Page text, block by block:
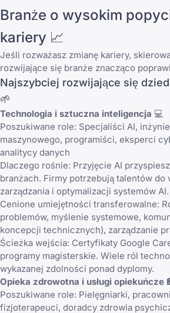
Branże o wysokim
kariery 📈
Jeśli rozważasz zmianę kariery,
rozwijające się branże znacząco
Najszybciej rozwijające się
🌱
Technologia i sztuczna inteligencja 💻
Poszukiwane role: Specjaliści AI,
maszynowego, programiści, eksperci
analitycy danych
Dlaczego rośnie: Przyjęcie AI
branżach. Firmy potrzebują talentów do
zarządzania i optymalizacji systemów AI.
Cenione umiejętności transferowalne:
problemów, myślenie systemowe,
koncepcji technicznych), zarządzanie
Ścieżka wejścia: Certyfikaty Google
programy magisterskie. Wiele ról
wykazanej zdolności ponad dyplomy.
Opieka zdrowotna i usługi opiekuńcze
Poszukiwane role: Pielęgniarki,
fizjoterapeuci, doradcy zdrowia